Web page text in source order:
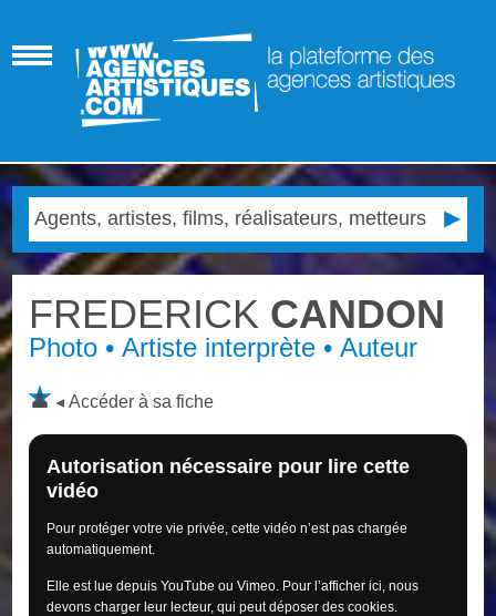
FREDERICK CANDON
Photo • Artiste interprète • Auteur
Accéder à sa fiche
Autorisation nécessaire pour lire cette
vidéo
Pour protéger votre vie privée, cette vidéo n’est pas chargée
automatiquement.
Elle est lue depuis YouTube ou Vimeo. Pour l’afficher ici, nous
devons charger leur lecteur, qui peut déposer des cookies.